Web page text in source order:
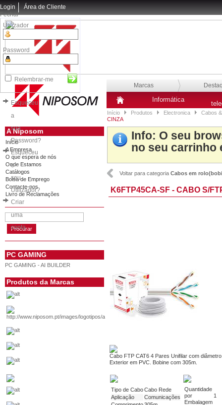
Login
Fechar
Utilizador
Password
Relembrar-me
Esqueceu
a
sua
Password?
Esqueceu
o
seu
Utilizador?
Criar
uma
conta
Área de Cliente
Marcas
Informática
Início Produtos Electronica
Cabos
CINZA
A Niposom
Início
A Empresa
O que espera de nós
Onde Estamos
Catálogos
Bolsa de Emprego
Contacte-nos
Livro de Reclamações
PC GAMING
PC GAMING - AI BUILDER
Produtos da Marcas
Info: O seu
no seu carrinho
Voltar para categoria Cabos em
K6FTP45CA-SF - CABO S/
Cabo FTP CAT6 4 Pares Unifilar com
Exterior em PVC. Bobine com 305m.
Tipo de CaboCabo Rede
Aplicação
Comunicações
Quantidade
por
Embalagem
1